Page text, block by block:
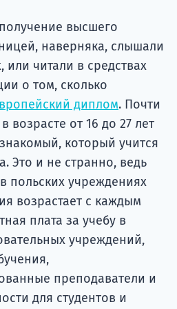
высшего
наверняка, слышали
или читали в средствах
о том, сколько
диплом. Почти
возрасте от 16 до 27 лет
который учится
Это и не странно, ведь
польских учреждениях
возрастает с каждым
плата за учебу в
учреждений,
преподаватели и
для студентов и